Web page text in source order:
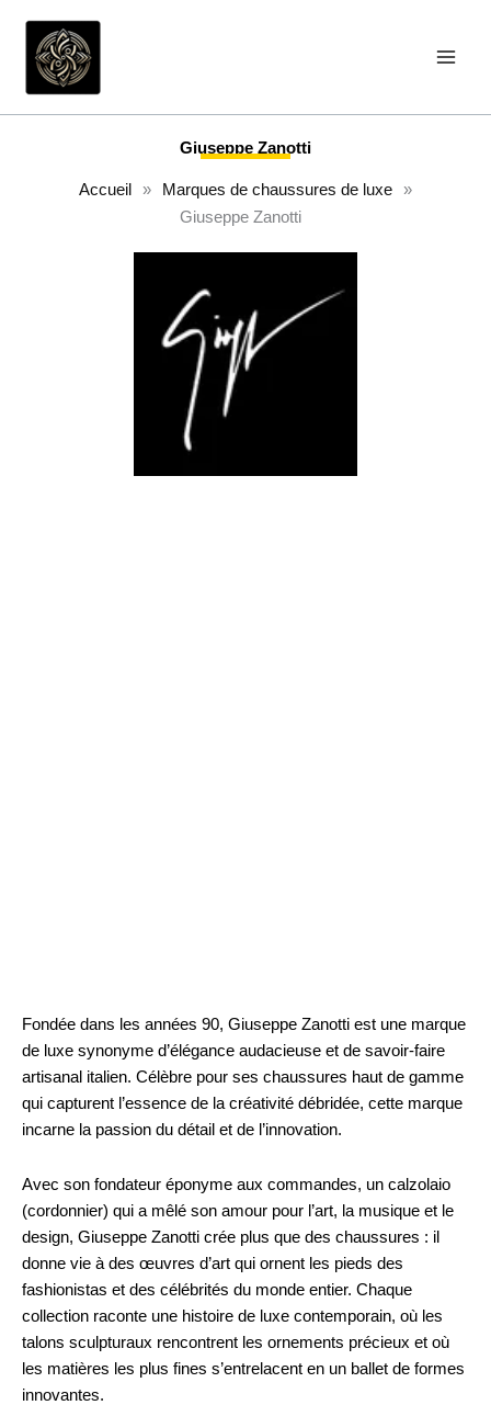
contenu
Giuseppe Zanotti
Accueil » Marques de chaussures de luxe
»
Giuseppe Zanotti
Fondée dans les années 90, Giuseppe Zanotti est une marque
de luxe synonyme d’élégance audacieuse et de savoir-faire
artisanal italien. Célèbre pour ses chaussures haut de gamme
qui capturent l’essence de la créativité débridée, cette marque
incarne la passion du détail et de l’innovation.
Avec son fondateur éponyme aux commandes, un calzolaio
(cordonnier) qui a mêlé son amour pour l’art, la musique et le
design, Giuseppe Zanotti crée plus que des chaussures : il
donne vie à des œuvres d’art qui ornent les pieds des
fashionistas et des célébrités du monde entier. Chaque
collection raconte une histoire de luxe contemporain, où les
talons sculpturaux rencontrent les ornements précieux et où
les matières les plus fines s’entrelacent en un ballet de formes
innovantes.